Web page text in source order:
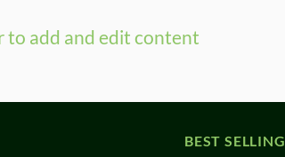
to add and edit content
BEST SELLING